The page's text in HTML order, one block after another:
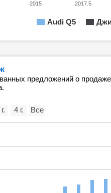
Audi Q5
2015 2017.5
предложений о
4 г. Все